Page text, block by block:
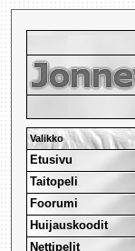
Valikko
Etusivu
Taitopeli
Foorumi
Huijauskoodit
Nettipelit